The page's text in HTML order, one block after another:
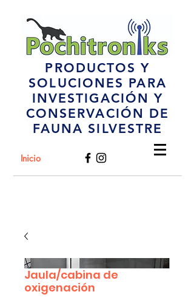
PRODUCTOS Y
SOLUCIONES PARA
INVESTIGACIÓN Y
CONSERVACIÓN DE
FAUNA SILVESTRE
Inicio
Jaula/cabina de
oxigenación